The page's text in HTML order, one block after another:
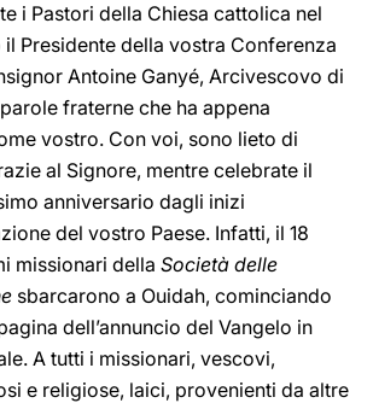
i Pastori della Chiesa cattolica nel
il Presidente della vostra Conferenza
Antoine Ganyé, Arcivescovo di
fraterne che ha appena
vostro. Con voi, sono lieto di
al Signore, mentre celebrate il
anniversario dagli inizi
del vostro Paese. Infatti, il 18
missionari della Società delle
sbarcarono a Ouidah, cominciando
dell’annuncio del Vangelo in
A tutti i missionari, vescovi,
e religiose, laici, provenienti da altre